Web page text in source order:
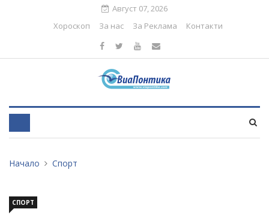
Август 07, 2026
Хороскоп
За нас За Реклама Контакти
Начало Спорт
СПОРТ